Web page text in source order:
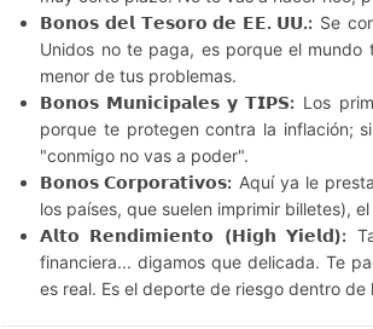
𝗕𝗼𝗻𝗼𝘀 𝗱𝗲𝗹 𝗧𝗲𝘀𝗼𝗿𝗼 𝗱𝗲 𝗘𝗘. 𝗨𝗨.: Se
Unidos no te paga, es porque el
menor de tus problemas.
𝗕𝗼𝗻𝗼𝘀 𝗠𝘂𝗻𝗶𝗰𝗶𝗽𝗮𝗹𝗲𝘀 𝘆 𝗧𝗜𝗣𝗦:Los
porque te protegen contra la inflación;
"conmigo no vas a poder".
𝗕𝗼𝗻𝗼𝘀 𝗖𝗼𝗿𝗽𝗼𝗿𝗮𝘁𝗶𝘃𝗼𝘀: Aquí ya le
los países, que suelen imprimir billetes),
𝗔𝗹𝘁𝗼 𝗥𝗲𝗻𝗱𝗶𝗺𝗶𝗲𝗻𝘁𝗼 (𝗛𝗶𝗴𝗵 𝗬𝗶𝗲𝗹𝗱):
financiera... digamos que delicada. Te
es real. Es el deporte de riesgo dentro de